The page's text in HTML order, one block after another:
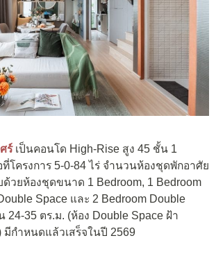
ร์เป็นคอนโด High-Rise สูง 45 ชั้น 1
โครงการ 5-0-84 ไร่ จำนวนห้องชุดพักอาศัย
ด้วยห้องชุดขนาด 1 Bedroom, 1 Bedroom
Space และ 2 Bedroom Double
24-35 ตร.ม. (ห้อง Double Space ฝ้า
มีกำหนดแล้วเสร็จในปี 2569